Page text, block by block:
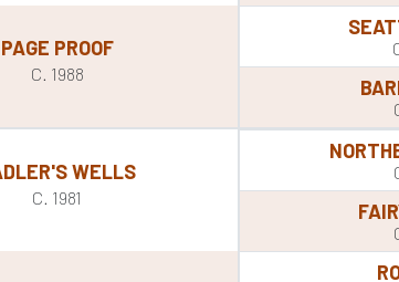
PAGE PROOF
C. 1988
WELLS
C. 1981